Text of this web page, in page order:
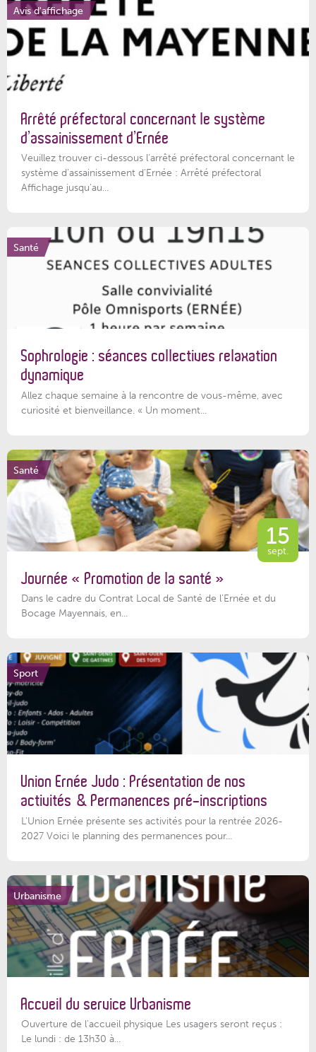
Avis d'affichage
Arrêté préfectoral concernant le système
d’assainissement d’Ernée
Veuillez trouver ci-dessous l’arrêté préfectoral concernant le
système d'assainissement d'Ernée : Arrêté préfectoral
Affichage jusqu'au...
Santé
Sophrologie : séances collectives relaxation
dynamique
Allez chaque semaine à la rencontre de vous-même, avec
curiosité et bienveillance. « Un moment...
Santé
15
sept.
Journée « Promotion de la santé »
Dans le cadre du Contrat Local de Santé de l’Ernée et du
Bocage Mayennais, en...
Sport
Union Ernée Judo : Présentation de nos
activités & Permanences pré-inscriptions
L'Union Ernée présente ses activités pour la rentrée 2026-
2027 Voici le planning des permanences pour...
Urbanisme
Accueil du service Urbanisme
Ouverture de l'accueil physique Les usagers seront reçus :
Le lundi : de 13h30 à...